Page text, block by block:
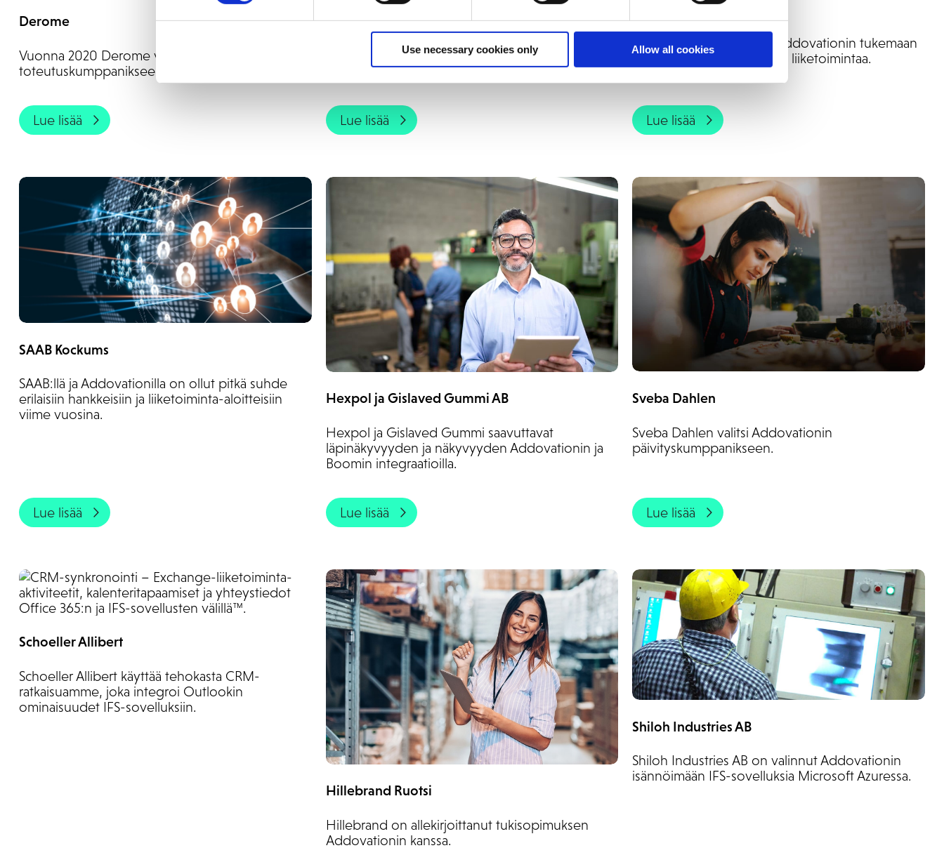
Use necessary cookies only Allow all cookies
Lue lisää
Derome
Vuonna 2020 Derome valitsi Addovationin
toteutuskumppanikseen.
Lue lisää
Prevex valitsi Addovationin
päivityskumppanikseen
Lue lisää
Orkla House Care
Orkla House Care valitsi Addovationin tukemaan
yrityksen maailmanlaajuista liiketoimintaa.
Lue lisää
SAAB Kockums
SAAB:llä ja Addovationilla on ollut pitkä suhde
erilaisiin hankkeisiin ja liiketoiminta-aloitteisiin
viime vuosina.
Lue lisää
Hexpol ja Gislaved Gummi AB
Hexpol ja Gislaved Gummi saavuttavat
läpinäkyvyyden ja näkyvyyden Addovationin ja
Boomin integraatioilla.
Lue lisää
Sveba Dahlen
Sveba Dahlen valitsi Addovationin
päivityskumppanikseen.
Schoeller Allibert
Schoeller Allibert käyttää tehokasta CRM-
ratkaisuamme, joka integroi Outlookin
ominaisuudet IFS-sovelluksiin.
Hillebrand Ruotsi
Hillebrand on allekirjoittanut tukisopimuksen
Addovationin kanssa.
Shiloh Industries AB
Shiloh Industries AB on valinnut Addovationin
isännöimään IFS-sovelluksia Microsoft Azuressa.